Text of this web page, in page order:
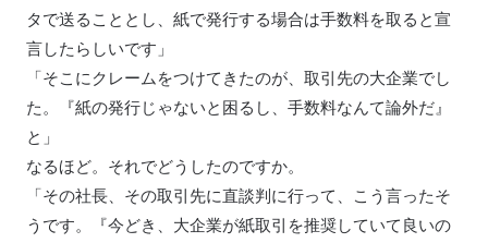
タで送ることとし、紙で発行する場合は手数料を取ると宣
言したらしいです」
「そこにクレームをつけてきたのが、取引先の大企業でし
た。『紙の発行じゃないと困るし、手数料なんて論外だ』
と」
なるほど。それでどうしたのですか。
「その社長、その取引先に直談判に行って、こう言ったそ
うです。『今どき、大企業が紙取引を推奨していて良いの